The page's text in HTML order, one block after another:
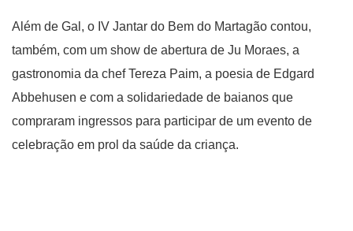
Além de Gal, o IV Jantar do Bem do Martagão contou,
também, com um show de abertura de Ju Moraes, a
gastronomia da chef Tereza Paim, a poesia de Edgard
Abbehusen e com a solidariedade de baianos que
compraram ingressos para participar de um evento de
celebração em prol da saúde da criança.